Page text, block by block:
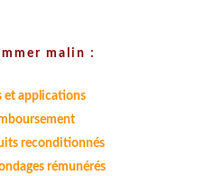
malin :
et applications
reconditionnés
rémunérés